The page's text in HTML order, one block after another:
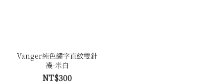
Vanger純色繡字直紋雙針
襪-米白
NT$300